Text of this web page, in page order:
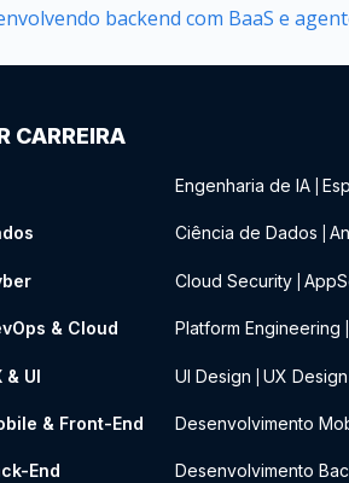
backend com BaaS e
CARREIRA
Engenharia de IA
Ciência de Dados
Cloud Security
& Cloud Platform Engineering
& UI UI Design UX Design
& Front-End Desenvolvimento
End Desenvolvimento